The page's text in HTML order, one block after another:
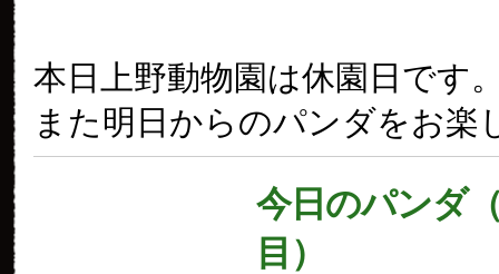
本日上野動物園は休園日です
また明日からのパンダをお楽
今日のパンダ
目）